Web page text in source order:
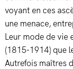
voyant en ces
une menace,
Leur mode de vie
(1815-1914) que
Autrefois maîtres